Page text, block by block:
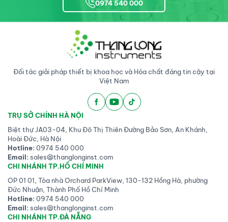
0974 540 000
Đối tác giải pháp thiết bị khoa học và Hóa chất đáng tin cậy tại
Việt Nam
TRỤ SỞ CHÍNH HÀ NỘI
Biệt thự JA03-04, Khu Đô Thị Thiên Đường Bảo Sơn, An Khánh,
Hoài Đức, Hà Nội
Hotline:0974 540 000
Email:sales@thanglonginst.com
CHI NHÁNH TP.HỒ CHÍ MINH
OP 01 01, Tòa nhà Orchard ParkView, 130-132 Hồng Hà, phường
Đức Nhuận, Thành Phố Hồ Chí Minh
Hotline:0974 540 000
Email:sales@thanglonginst.com
CHI NHÁNH TP.ĐÀ NẴNG